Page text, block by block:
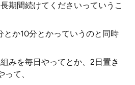
期間続けてくださいっていうこ
とか10分とかっていうのと同時
みを毎日やってとか、2日置き
て、